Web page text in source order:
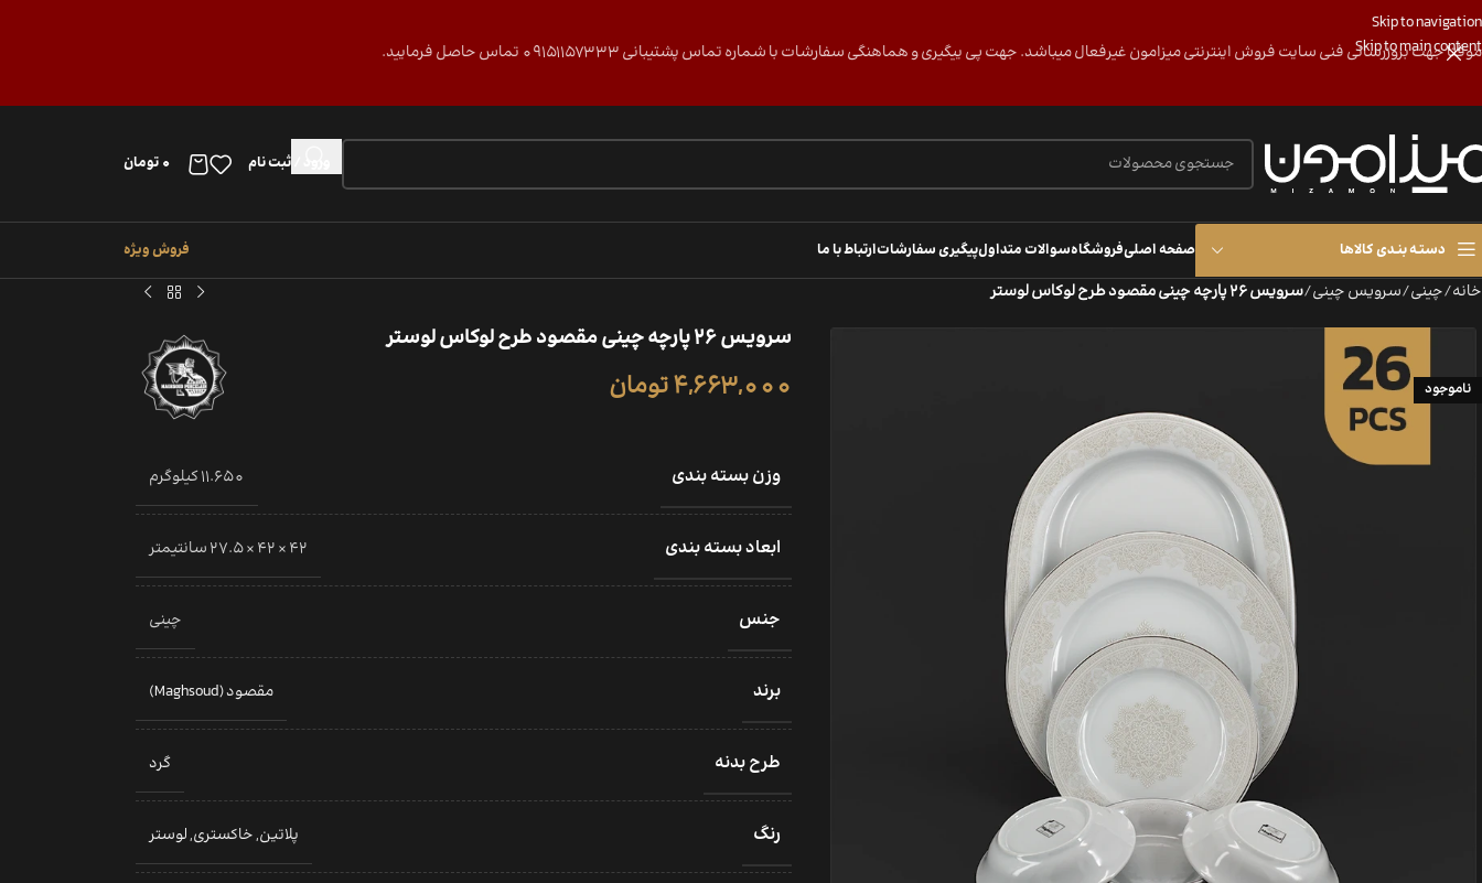
Skip to navigation
Skip to main content
موقتا جهت بروزرسانی فنی سایت فروش اینترنتی میزامون غیرفعال میباشد. جهت پی ییگیری و هماهنگی سفارشات با شماره تماس پشتیبانی 09151157333 تماس حاصل فرمایید.
ورود / ثبت نام 0 تومان
دستـه بنـدی کالاها صفحه اصلیفروشگاهسوالات متداولپیگیری سفارشاتارتباط با ما فروش ویژه
خانه/چینی/سرویس چینی/سرویس 26 پارچه چینی مقصود طرح لوکاس لوستر
ناموجود
سرویس 26 پارچه چینی مقصود طرح لوکاس لوستر
4,663,000تومان
وزن بسته بندی 11.650 کیلوگرم
ابعاد بسته بندی 42 × 42 × 27.5 سانتیمتر
جنس چینی
برند مقصود (Maghsoud)
طرح بدنه گرد
رنگ پلاتین,خاکستری,لوستر